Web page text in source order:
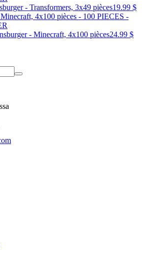
- Transformers, 3x49 pièces19.99 $
- Minecraft, 4x100 pièces24.99 $